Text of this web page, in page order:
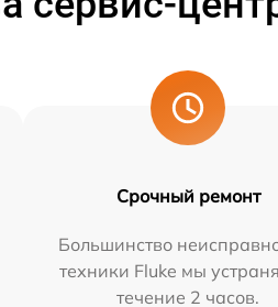
Срочный ремонт
Большинство
техники Fluke мы
течение 2 часов.